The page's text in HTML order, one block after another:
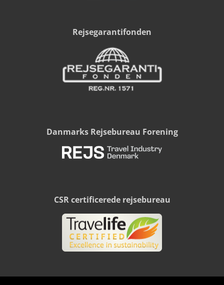
Rejsegarantifonden
Danmarks Rejsebureau Forening
CSR certificerede rejsebureau